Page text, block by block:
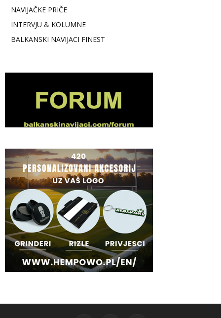
NAVIJAČKE PRIČE
INTERVJU & KOLUMNE
BALKANSKI NAVIJACI FINEST